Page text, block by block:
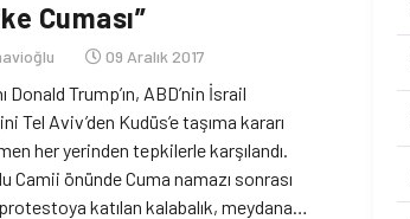
Cuması”
09 Aralık 2017
Donald Trump’ın, ABD’nin İsrail
Tel Aviv’den Kudüs’e taşıma kararı
her yerinden tepkilerle karşılandı.
Camii önünde Cuma namazı sonrası
katılan kalabalık, meydana